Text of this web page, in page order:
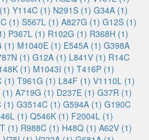
Y114C (1) N291S (1) G34A (1)
(1) S567L (1) A827G (1) G12S (1)
P367L (1) R102G (1) R368H (1)
(1) M1040E (1) E545A (1) G398A
(1) G12A (1) L841V (1) R14C
(1) M1043I (1) T416P (1)
(1) T961G (1) L84F (1) V1110L (1)
(1) A719G (1) D237E (1) G37R (1)
(1) G3514C (1) G594A (1) G190C
(1) Q546K (1) F2004L (1)
(1) R988C (1) H48Q (1) A62V (1)